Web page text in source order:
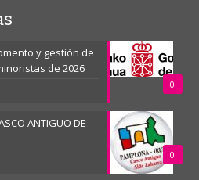
0
y gestión de
de 2026
0
ANTIGUO DE